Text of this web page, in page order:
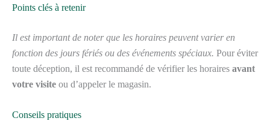
Points clés à retenir
Il est important de noter que les horaires peuvent varier en
fonction des jours fériés ou des événements spéciaux. Pour éviter
toute déception, il est recommandé de vérifier les horaires avant
votre visite ou d’appeler le magasin.
Conseils pratiques